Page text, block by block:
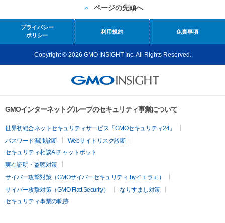
ページの先頭へ
プライバシー
ポリシー
利用規約 免責事項
Copyright © 2026 GMO INSIGHT Inc. All Rights Reserved.
GMOインターネットグループのセキュリティ事業について
世界初総合ネットセキュリティサービス「GMOセキュリティ24」
パスワード漏洩診断
Webサイトリスク診断
セキュリティ相談AIチャットボット
実在証明・盗聴対策
サイバー攻撃対策（GMOサイバーセキュリティ byイエラエ）
サイバー攻撃対策（GMO Flatt Security）
なりすまし対策
セキュリティ事業の軌跡